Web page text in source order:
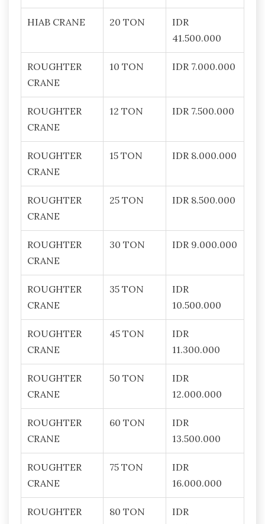
HIAB CRANE 20 TON
IDR
41.500.000
ROUGHTER
CRANE
10 TON IDR 7.000.000
ROUGHTER
CRANE
12 TON IDR 7.500.000
ROUGHTER
CRANE
15 TON IDR 8.000.000
ROUGHTER
CRANE
25 TON IDR 8.500.000
ROUGHTER
CRANE
30 TON IDR 9.000.000
ROUGHTER
CRANE
35 TON
IDR
10.500.000
ROUGHTER
CRANE
45 TON
IDR
11.300.000
ROUGHTER
CRANE
50 TON
IDR
12.000.000
ROUGHTER
CRANE
60 TON
IDR
13.500.000
ROUGHTER
CRANE
75 TON
IDR
16.000.000
ROUGHTER
80 TON
IDR